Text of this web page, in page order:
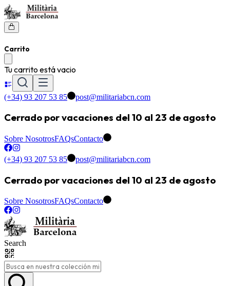
Carrito
Tu carrito está vacio
(+34) 93 207 53 85 post@militariabcn.com
Cerrado por vacaciones del 10 al 23 de agosto
Sobre NosotrosFAQsContacto
(+34) 93 207 53 85 post@militariabcn.com
Cerrado por vacaciones del 10 al 23 de agosto
Sobre NosotrosFAQsContacto
Search